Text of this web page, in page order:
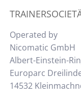
Operated by
Nicomatic GmbH
Albert-Einstein-
Europarc
14532